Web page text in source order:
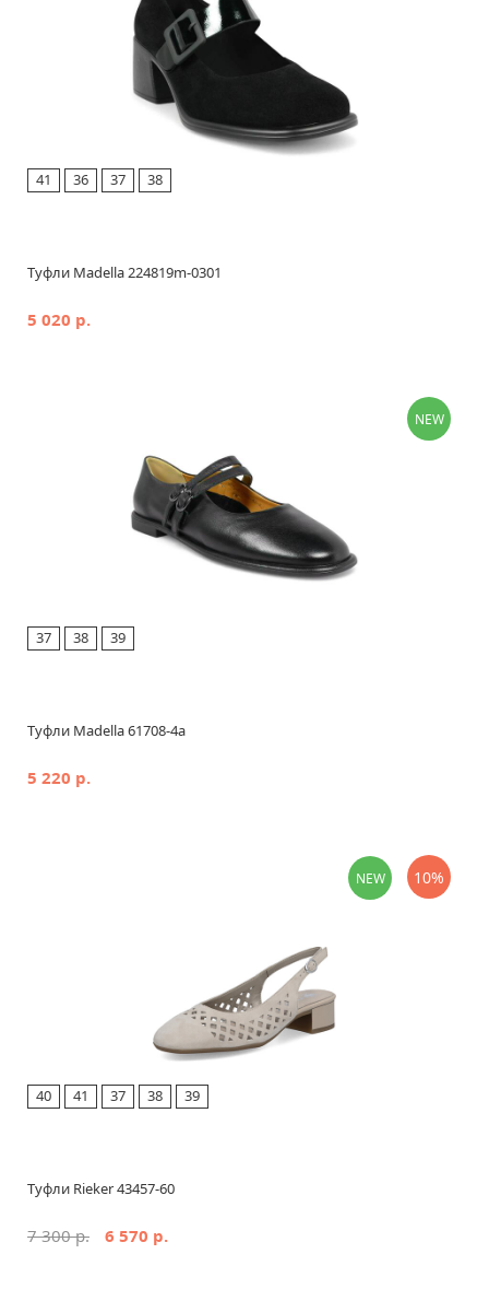
41 36 37 38
Туфли Madella 224819m-0301
5 020 р.
37 38 39
Туфли Madella 61708-4a
5 220 р.
NEW
40 41 37 38 39
Туфли Rieker 43457-60
7 300 р. 6 570 р.
NEW 10%